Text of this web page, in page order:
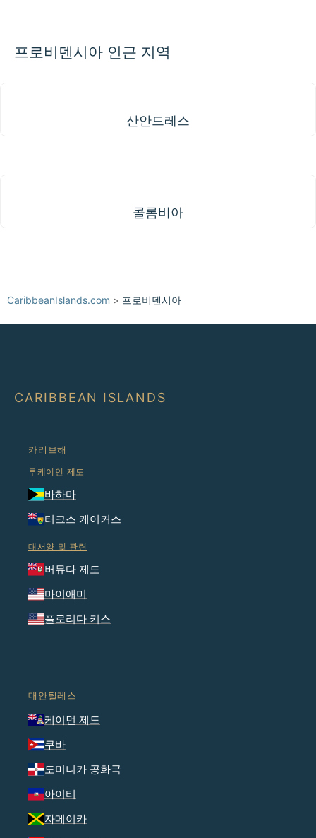
프로비덴시아 인근 지역
산안드레스
콜롬비아
CaribbeanIslands.com > 프로비덴시아
CARIBBEAN ISLANDS
카리브해
루케이언 제도
바하마
터크스 케이커스
대서양 및 관련
버뮤다 제도
마이애미
플로리다 키스
대안틸레스
케이먼 제도
쿠바
도미니카 공화국
아이티
자메이카